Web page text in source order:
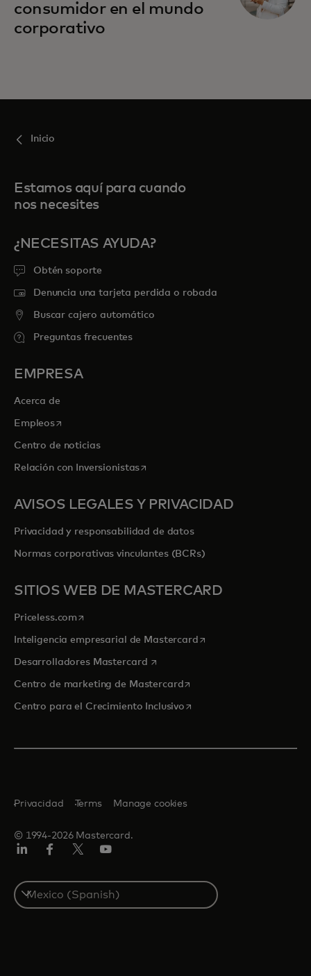
consumidor en el mundo
corporativo
Inicio
Estamos aquí para cuando
nos necesites
¿NECESITAS AYUDA?
Obtén soporte
Denuncia una tarjeta perdida o robada
Buscar cajero automático
Preguntas frecuentes
EMPRESA
Acerca de
Empleosse abre en una pestaña nueva
Centro de noticias
Relación con Inversionistasse abre en una pestaña nueva
AVISOS LEGALES Y PRIVACIDAD
Privacidad y responsabilidad de datos
Normas corporativas vinculantes (BCRs)
SITIOS WEB DE MASTERCARD
Priceless.com se abre en una pestaña nueva
Inteligencia empresarial de Mastercardse abre en una pestaña
Desarrolladores Mastercard se abre en una pestaña nueva
Centro de marketing de Mastercardse abre en una pestaña
Centro para el Crecimiento Inclusivose abre en una pestaña
© 1994-2026 Mastercard.
Privacidad Terms Manage cookies
Select
a
country